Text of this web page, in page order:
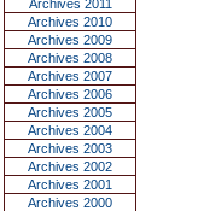
Archives 2011
Archives 2010
Archives 2009
Archives 2008
Archives 2007
Archives 2006
Archives 2005
Archives 2004
Archives 2003
Archives 2002
Archives 2001
Archives 2000